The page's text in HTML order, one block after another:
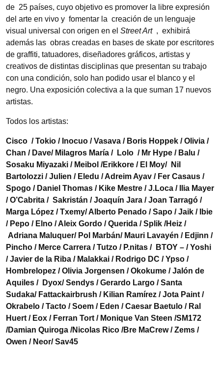
de 25 países, cuyo objetivo es promover la libre expresión
del arte en vivo y fomentar la creación de un lenguaje
visual universal con origen en el Street Art, exhibirá
además las obras creadas en bases de skate por escritores
de graffiti, tatuadores, diseñadores gráficos, artistas y
creativos de distintas disciplinas que presentan su trabajo
con una condición, solo han podido usar el blanco y el
negro. Una exposición colectiva a la que suman 17 nuevos
artistas.
Todos los artistas:
Cisco / Tokio / Inocuo / Vasava / Boris Hoppek / Olivia /
Chan / Dave/ Milagros María / Lolo / Mr Hype / Balu /
Sosaku Miyazaki / Meibol /Erikkore / El Moy/ Nil
Bartolozzi / Julien / Eledu / Adreim Ayav / Fer Casaus /
Spogo / Daniel Thomas / Kike Mestre / J.Loca / Ilia Mayer
/ O’Cabrita / Sakristán / Joaquín Jara / Joan Tarragó /
Marga López / Txemy/ Alberto Penado / Sapo / Jaik / Ibie
/ Pepo / Elno / Aleix Gordo / Querida / Splik /Heiz /
Adriana Maluquer/ Pol Marbán/ Mauri Lavayén / Edjinn /
Pincho / Merce Carrera / Tutzo / P.nitas / BTOY – / Yoshi
/ Javier de la Riba / Malakkai / Rodrigo DC / Ypso /
Hombrelopez / Olivia Jorgensen / Okokume / Jalón de
Aquiles / Dyox/ Sendys / Gerardo Largo / Santa
Sudaka/ Fattackairbrush / Kilian Ramírez / Jota Paint /
Okrabelo / Tacto / Soem / Eden / Caesar Baetulo / Ral
Huert / Eox / Ferran Tort / Monique Van Steen /SM172
/Damian Quiroga /Nicolas Rico /Bre MaCrew / Zems /
Owen / Neor/ Sav45